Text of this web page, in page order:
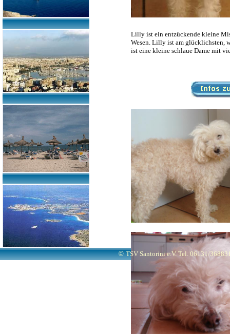
Lilly ist ein entzückende kleine
Wesen. Lilly ist am glücklichsten,
ist eine kleine schlaue Dame mit
©TSV Santorini e.V. Tel. 06131/